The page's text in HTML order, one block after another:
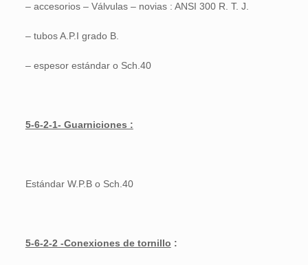
– accesorios – Válvulas – novias : ANSI 300 R. T. J.
– tubos A.P.I grado B.
– espesor estándar o Sch.40
5-6-2-1- Guarniciones :
Estándar W.P.B o Sch.40
5-6-2-2 -Conexiones de tornillo :